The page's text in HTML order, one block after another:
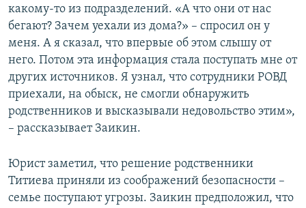
какому-то из подразделений. «А что они от нас
бегают? Зачем уехали из дома?» – спросил он у
меня. А я сказал, что впервые об этом слышу от
него. Потом эта информация стала поступать мне от
других источников. Я узнал, что сотрудники РОВД
приехали, на обыск, не смогли обнаружить
родственников и высказывали недовольство этим»,
– рассказывает Заикин.
Юрист заметил, что решение родственники
Титиева приняли из соображений безопасности –
семье поступают угрозы. Заикин предположил, что